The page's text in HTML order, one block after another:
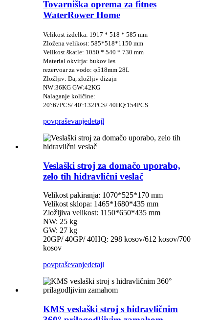
Tovarniška oprema za fitnes
WaterRower Home
Velikost izdelka: 1917 * 518 * 585 mm
Zložena velikost: 585*518*1150 mm
Velikost škatle: 1050 * 540 * 730 mm
Material okvirja: bukov les
rezervoar za vodo: φ518mm 28L
Zložljiv: Da, zložljiv dizajn
NW:36KG GW:42KG
Nalaganje količine:
20':67PCS/ 40':132PCS/ 40HQ:154PCS
povpraševanjedetajl
Veslaški stroj za domačo uporabo,
zelo tih hidravlični veslač
Velikost pakiranja: 1070*525*170 mm
Velikost sklopa: 1465*1680*435 mm
Zložljiva velikost: 1150*650*435 mm
NW: 25 kg
GW: 27 kg
20GP/ 40GP/ 40HQ: 298 kosov/612 kosov/700
kosov
povpraševanjedetajl
KMS veslaški stroj s hidravličnim